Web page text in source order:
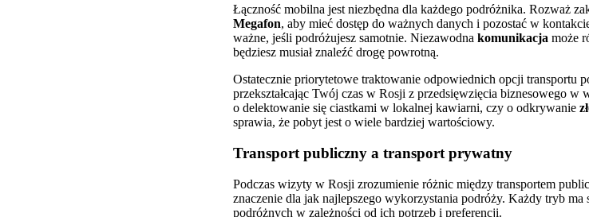
Łączność mobilna jest niezbędna dla każdego podróżnika. Rozważ
Megafon, aby mieć dostęp do ważnych danych i pozostać w
ważne, jeśli podróżujesz samotnie. Niezawodna komunikacja może
będziesz musiał znaleźć drogę powrotną.
Ostatecznie priorytetowe traktowanie odpowiednich opcji transportu
przekształcając Twój czas w Rosji z przedsięwzięcia biznesowego
o delektowanie się ciastkami w lokalnej kawiarni, czy o odkrywanie
sprawia, że pobyt jest o wiele bardziej wartościowy.
Transport publiczny a transport prywatny
Podczas wizyty w Rosji zrozumienie różnic między transportem
znaczenie dla jak najlepszego wykorzystania podróży. Każdy tryb
podróżnych w zależności od ich potrzeb i preferencji.